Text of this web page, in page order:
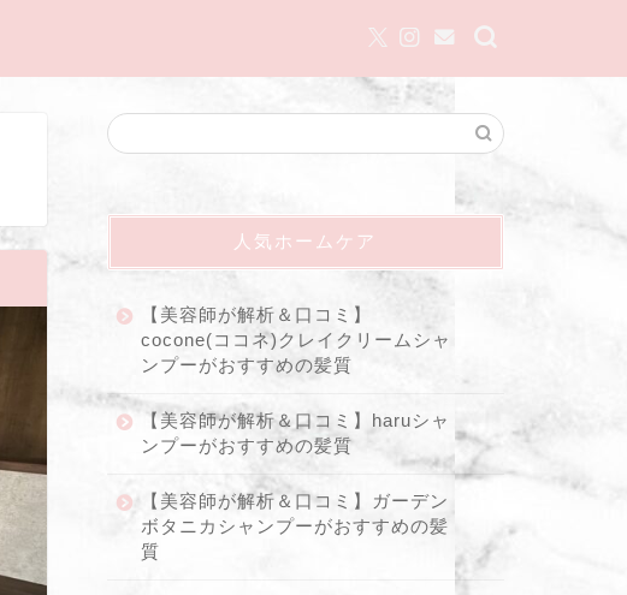
人気ホームケア
【美容師が解析＆口コミ】
cocone(ココネ)クレイクリームシャ
ンプーがおすすめの髪質
【美容師が解析＆口コミ】haruシャ
ンプーがおすすめの髪質
【美容師が解析＆口コミ】ガーデン
ボタニカシャンプーがおすすめの髪
質